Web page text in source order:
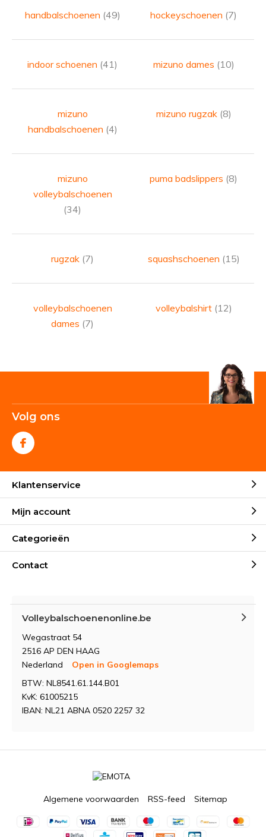
handbalschoenen (49) hockeyschoenen (7)
indoor schoenen (41) mizuno dames (10)
mizuno
handbalschoenen (4)
mizuno rugzak (8)
mizuno
volleybalschoenen
(34)
puma badslippers (8)
rugzak (7) squashschoenen (15)
volleybalschoenen
dames (7)
volleybalshirt (12)
Volg ons
Klantenservice
Mijn account
Categorieën
Contact
Volleybalschoenenonline.be
Wegastraat 54
2516 AP DEN HAAG
Nederland
Open in Googlemaps
BTW: NL8541.61.144.B01
KvK: 61005215
IBAN: NL21 ABNA 0520 2257 32
Algemene voorwaarden RSS-feed Sitemap